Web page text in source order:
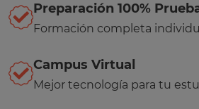
Preparación 100%
Formación completa
Campus Virtual
Mejor tecnología para tu